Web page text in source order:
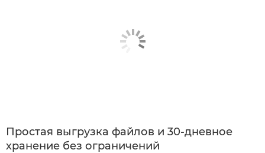
Простая выгрузка файлов и 30-дневное
хранение без ограничений